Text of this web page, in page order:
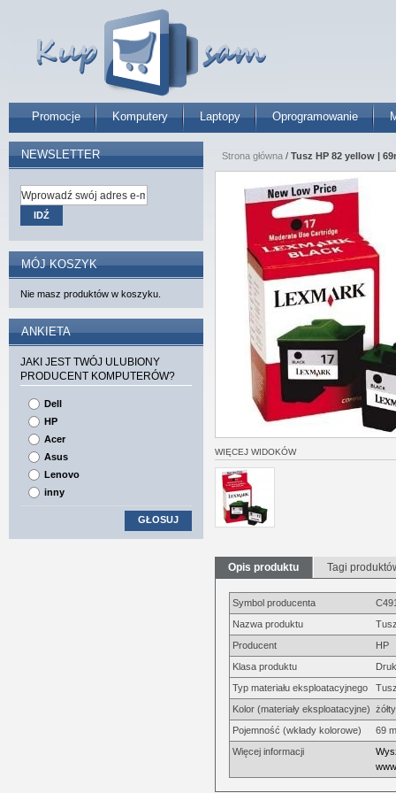
Promocje Komputery Laptopy Oprogramowanie
Strona główna / Tusz HP 82 yellow |
WIĘCEJ WIDOKÓW
Opis produktu Tagi
Symbol producenta
Nazwa produktu
Producent
HP
Klasa produktu
Typ materiału eksploatacyjnego
Kolor (materiały eksploatacyjne) żółty
Pojemność (wkłady kolorowe)
69
Więcej informacji
NEWSLETTER
IDŹ
MÓJ KOSZYK
Nie masz produktów w koszyku.
ANKIETA
JAKI JEST TWÓJ ULUBIONY
PRODUCENT KOMPUTERÓW?
Dell
HP
Acer
Asus
Lenovo
inny
GŁOSUJ